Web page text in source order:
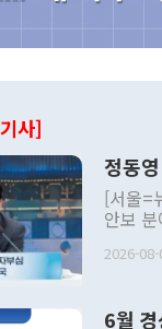
사]
정동
[서울=
안보
발언 중
주의적
2026-
6월